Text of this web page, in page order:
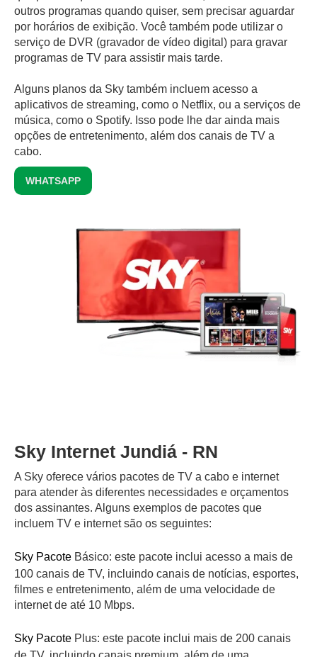
outros programas quando quiser, sem precisar aguardar
por horários de exibição. Você também pode utilizar o
serviço de DVR (gravador de vídeo digital) para gravar
programas de TV para assistir mais tarde.
Alguns planos da Sky também incluem acesso a
aplicativos de streaming, como o Netflix, ou a serviços de
música, como o Spotify. Isso pode lhe dar ainda mais
opções de entretenimento, além dos canais de TV a
cabo.
WHATSAPP
Sky Internet Jundiá - RN
A Sky oferece vários pacotes de TV a cabo e internet
para atender às diferentes necessidades e orçamentos
dos assinantes. Alguns exemplos de pacotes que
incluem TV e internet são os seguintes:
Sky Pacote Básico: este pacote inclui acesso a mais de
100 canais de TV, incluindo canais de notícias, esportes,
filmes e entretenimento, além de uma velocidade de
internet de até 10 Mbps.
Sky Pacote Plus: este pacote inclui mais de 200 canais